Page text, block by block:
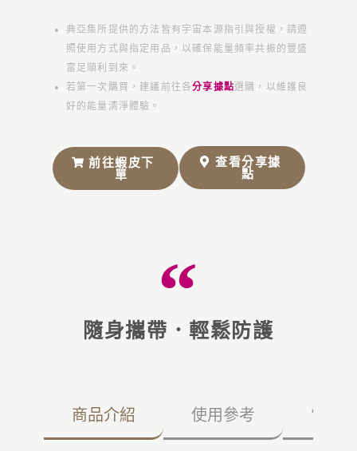
典亞集所提供的方法皆有宇宙本源指引與授權，請遵
照使用方式與指定用品，以確保能量頻率共振的豐盛
富足順利到來。
若第一次購買，建議前往各分享據點選購，以維護良
好的能量清淨體驗。
前往蝦皮下
單
查看分享據
點
隨身攜帶．輕鬆防護
商品介紹 使用參考 常見